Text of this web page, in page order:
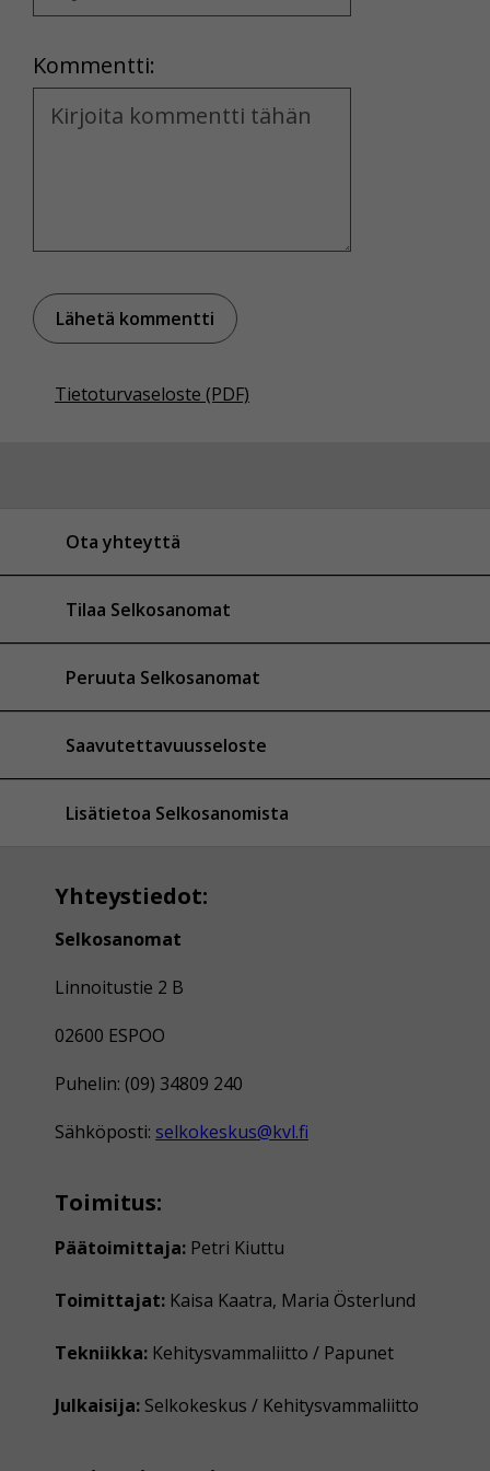
Kommentti:
Kommentti
Tietoturvaseloste (PDF)
Ota yhteyttä
Tilaa Selkosanomat
Peruuta Selkosanomat
Saavutettavuusseloste
Lisätietoa Selkosanomista
Yhteystiedot:
Selkosanomat
Linnoitustie 2 B
02600 ESPOO
Puhelin: (09) 34809 240
Sähköposti: selkokeskus@kvl.fi
Toimitus:
Päätoimittaja: Petri Kiuttu
Toimittajat: Kaisa Kaatra, Maria Österlund
Tekniikka: Kehitysvammaliitto / Papunet
Julkaisija: Selkokeskus / Kehitysvammaliitto